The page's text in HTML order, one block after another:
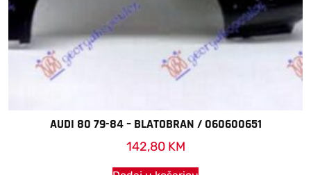
AUDI 80 79-84 – BLATOBRAN / 060600651
142,80 KM